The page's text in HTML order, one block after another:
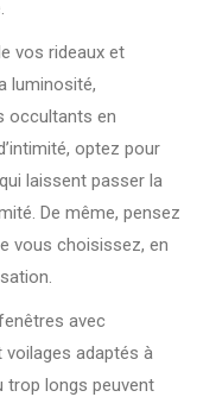
vos rideaux et
luminosité,
occultants en
optez pour
laissent passer la
De même, pensez
vous choisissez, en
avec
adaptés à
trop longs peuvent